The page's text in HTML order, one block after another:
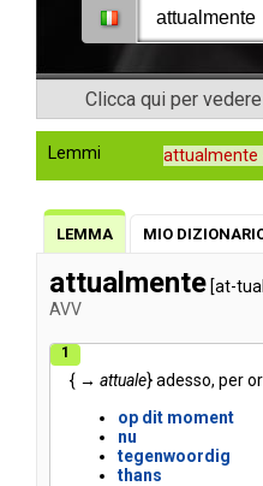
Clicca qui per
Lemmi attualmente
LEMMA MIO
attualmente [at-
AVV
1
{ → attuale}adesso, per
op dit moment
nu
tegenwoordig
thans